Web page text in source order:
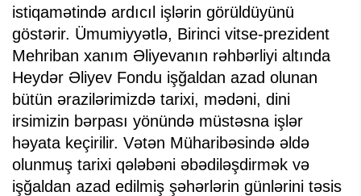
istiqamətində ardıcıl işlərin görüldüyünü
göstərir. Ümumiyyətlə, Birinci vitse-prezident
Mehriban xanım Əliyevanın rəhbərliyi altında
Heydər Əliyev Fondu işğaldan azad olunan
bütün ərazilərimizdə tarixi, mədəni, dini
irsimizin bərpası yönündə müstəsna işlər
həyata keçirilir. Vətən Müharibəsində əldə
olunmuş tarixi qələbəni əbədiləşdirmək və
işğaldan azad edilmiş şəhərlərin günlərini təsis